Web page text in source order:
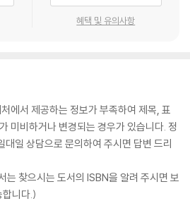
혜택 및 유의사항
에서 제공하는 정보가 부족하여 제목, 표
미비하거나 변경되는 경우가 있습니다. 정
대일 상담으로 문의하여 주시면 답변 드리
는 찾으시는 도서의 ISBN을 알려 주시면 보
합니다.)